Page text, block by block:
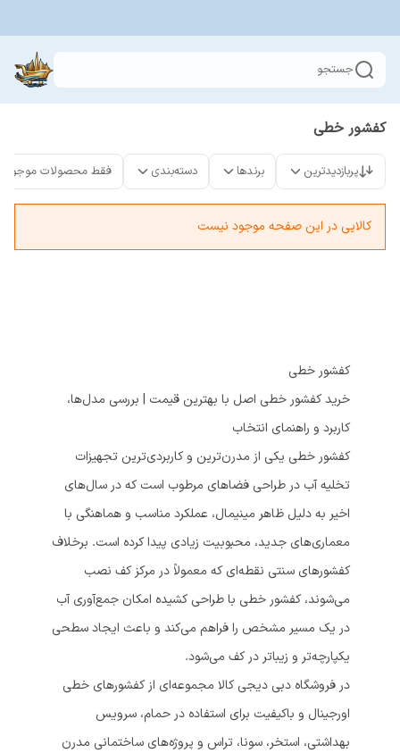
جستجو
کفشور خطی
پربازدیدترین برندها دسته‌بندی فقط محصولات موجود
کالایی در این صفحه موجود نیست
کفشور خطی
خرید کفشور خطی اصل با بهترین قیمت | بررسی مدل‌ها،
کاربرد و راهنمای انتخاب
کفشور خطی یکی از مدرن‌ترین و کاربردی‌ترین تجهیزات
تخلیه آب در طراحی فضاهای مرطوب است که در سال‌های
اخیر به دلیل ظاهر مینیمال، عملکرد مناسب و هماهنگی با
معماری‌های جدید، محبوبیت زیادی پیدا کرده است. برخلاف
کفشورهای سنتی نقطه‌ای که معمولاً در مرکز کف نصب
می‌شوند، کفشور خطی با طراحی کشیده امکان جمع‌آوری آب
در یک مسیر مشخص را فراهم می‌کند و باعث ایجاد سطحی
یکپارچه‌تر و زیباتر در کف می‌شود.
در فروشگاه دبی دیجی کالا مجموعه‌ای از کفشورهای خطی
اورجینال و باکیفیت برای استفاده در حمام، سرویس
بهداشتی، استخر، سونا، تراس و پروژه‌های ساختمانی مدرن